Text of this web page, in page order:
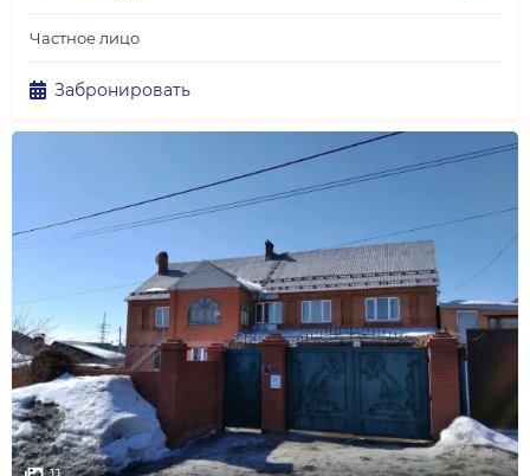
Частное лицо
Забронировать